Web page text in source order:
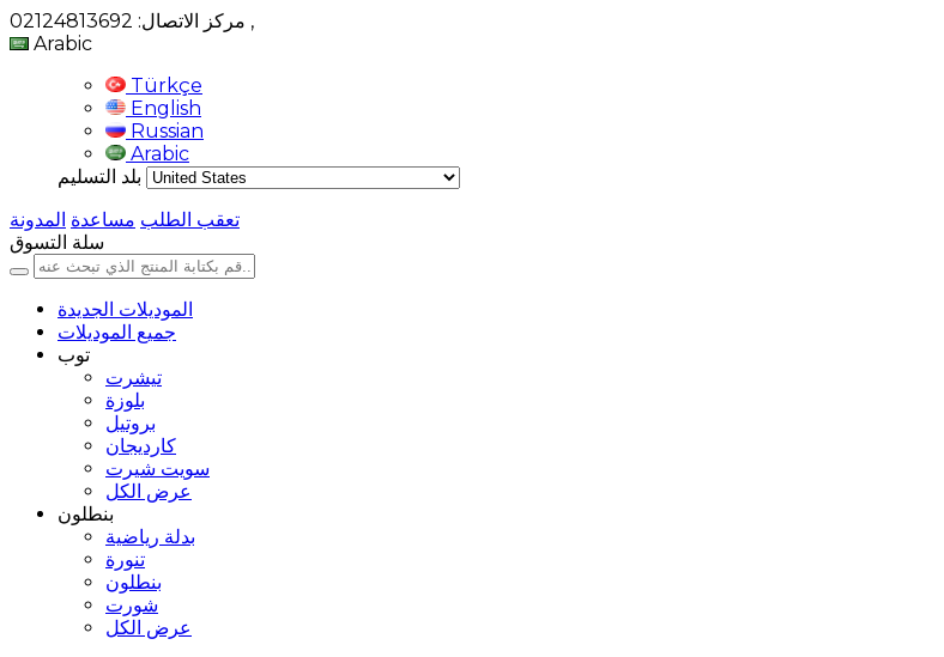
,
Arabic
Türkçe
English
Russian
Arabic
بلد التسليم
تعقب الطلب مساعدة المدونة
سلة التسوق
الموديلات الجديدة
جميع الموديلات
توب
تيشرت
بلوزة
بروتيل
كارديجان
سويت شيرت
عرض الكل
بنطلون
بدلة رياضية
تنورة
بنطلون
شورت
عرض الكل